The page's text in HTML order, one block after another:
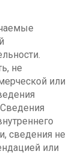
не
или
сведения не
или